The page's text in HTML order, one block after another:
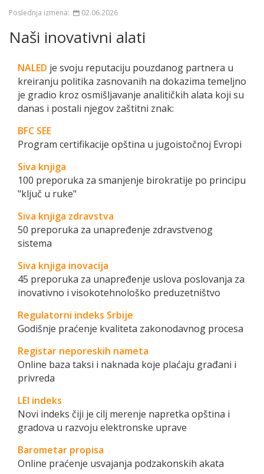
Poslednja izmena:
02.06.2026
Naši inovativni alati
NALED je svoju reputaciju pouzdanog partnera u
kreiranju politika zasnovanih na dokazima temeljno
je gradio kroz osmišljavanje analitičkih alata koji su
danas i postali njegov zaštitni znak:
BFC SEE
Program certifikacije opština u jugoistočnoj Evropi
Siva knjiga
100 preporuka za smanjenje birokratije po principu
"ključ u ruke"
Siva knjiga zdravstva
50 preporuka za unapređenje zdravstvenog
sistema
Siva knjiga inovacija
45 preporuka za unapređenje uslova poslovanja za
inovativno i visokotehnološko preduzetništvo
Regulatorni indeks Srbije
Godišnje praćenje kvaliteta zakonodavnog procesa
Registar neporeskih nameta
Online baza taksi i naknada koje plaćaju građani i
privreda
LEI indeks
Novi indeks čiji je cilj merenje napretka opština i
gradova u razvoju elektronske uprave
Barometar propisa
Online praćenje usvajanja podzakonskih akata